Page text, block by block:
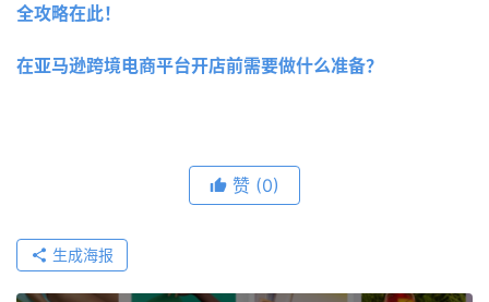
全攻略在此！
在亚马逊跨境电商平台开店前需要做什么准备？
赞 (0)
生成海报